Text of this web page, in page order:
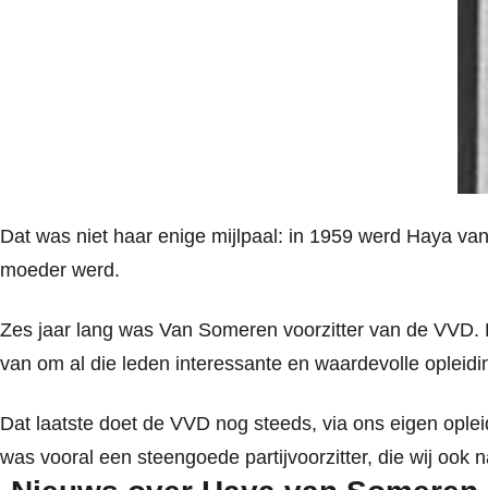
Dat was niet haar enige mijlpaal: in 1959 werd Haya
moeder werd.
Zes jaar lang was Van Someren voorzitter van de
van om al die leden interessante en waardevolle
Dat laatste doet de VVD nog steeds, via ons eigen
was vooral een steengoede partijvoorzitter, die wij ook